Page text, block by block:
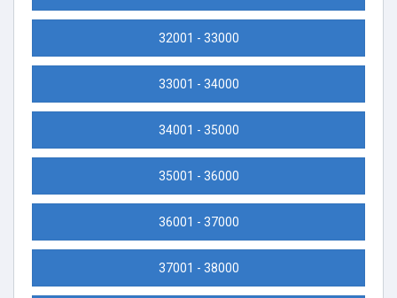
32001 - 33000
33001 - 34000
34001 - 35000
35001 - 36000
36001 - 37000
37001 - 38000